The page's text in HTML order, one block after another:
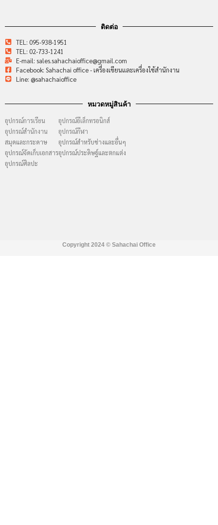
ติดต่อ
TEL: 095-938-1951
TEL: 02-733-1241
E-mail: sales.sahachaioffice@gmail.com
Facebook: Sahachai office - เครื่องเขียนและเครื่องใช้สำนักงาน
Line: @sahachaioffice
หมวดหมู่สินค้า
อุปกรณ์การเรียน
อุปกรณ์สำนักงาน
สมุดและกระดาษ
อุปกรณ์จัดเก็บเอกสาร
อุปกรณ์ศิลปะ
อุปกรณ์อีเล็กทรอนิกส์
อุปกรณ์กีฬา
อุปกรณ์สำหรับช่างและอื่นๆ
อุปกรณ์ประดิษฐ์และตกแต่ง
Copyright 2024 © Sahachai Office